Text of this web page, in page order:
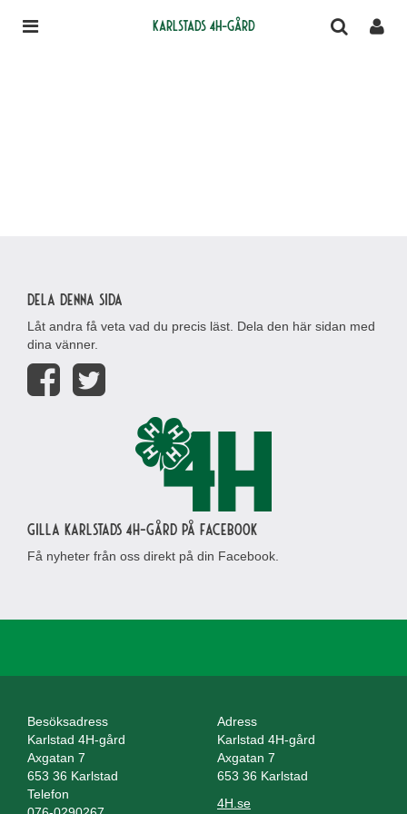
Karlstads 4H-gård
Dela denna sida
Låt andra få veta vad du precis läst. Dela den här sidan med
dina vänner.
Gilla Karlstads 4H-gård på Facebook
Få nyheter från oss direkt på din Facebook.
Besöksadress
Karlstad 4H-gård
Axgatan 7
653 36 Karlstad
Adress
Karlstad 4H-gård
Axgatan 7
653 36 Karlstad
Telefon
4H.se